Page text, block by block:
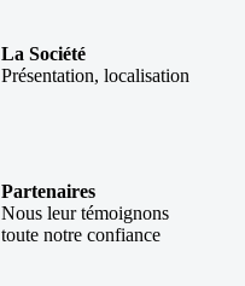
La Société
Présentation, localisation
Partenaires
Nous leur témoignons
toute notre confiance